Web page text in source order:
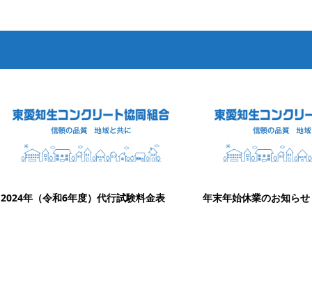
2024年（令和6年度）代行試験料金表 年末年始休業のお知らせ